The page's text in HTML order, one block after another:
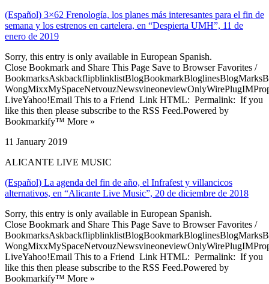
(Español) 3×62 Frenología, los planes más interesantes para el fin de
semana y los estrenos en cartelera, en “Despierta UMH”, 11 de
enero de 2019
Sorry, this entry is only available in European Spanish.
Close Bookmark and Share This Page Save to Browser Favorites /
LiveYahoo!Email This to a Friend Link HTML: Permalink: If you
like this then please subscribe to the RSS Feed.Powered by
Bookmarkify™ More »
11 January 2019
ALICANTE LIVE MUSIC
(Español) La agenda del fin de año, el Infrafest y villancicos
alternativos, en “Alicante Live Music”, 20 de diciembre de 2018
Sorry, this entry is only available in European Spanish.
Close Bookmark and Share This Page Save to Browser Favorites /
LiveYahoo!Email This to a Friend Link HTML: Permalink: If you
like this then please subscribe to the RSS Feed.Powered by
Bookmarkify™ More »